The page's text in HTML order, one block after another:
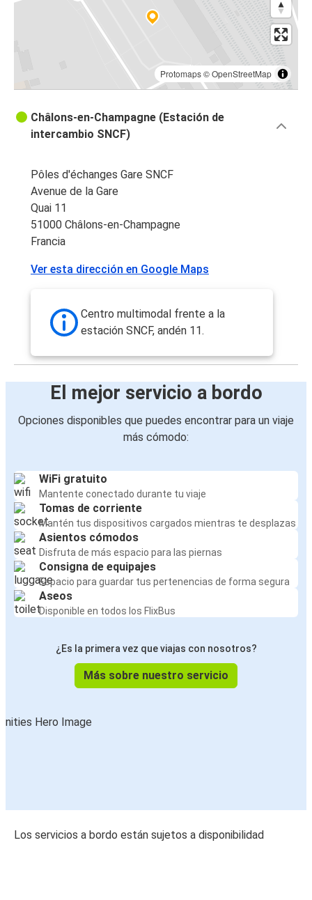
Protomaps©OpenStreetMap
Châlons-en-Champagne (Estación de
intercambio SNCF)
Pôles d'échanges Gare SNCF
Avenue de la Gare
Quai 11
51000 Châlons-en-Champagne
Francia
Ver esta dirección en Google Maps
Centro multimodal frente a la
estación SNCF, andén 11.
El mejor servicio a bordo
Opciones disponibles que puedes encontrar para un viaje
más cómodo:
WiFi gratuito
Mantente conectado durante tu viaje
Tomas de corriente
Mantén tus dispositivos cargados mientras te desplazas
Asientos cómodos
Disfruta de más espacio para las piernas
Consigna de equipajes
Espacio para guardar tus pertenencias de forma segura
Aseos
Disponible en todos los FlixBus
¿Es la primera vez que viajas con nosotros?
Más sobre nuestro servicio
Los servicios a bordo están sujetos a disponibilidad